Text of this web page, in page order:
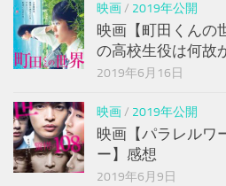
映画/ 2019年公開
映画【町田くんの
の高校生役は何故
2019年6月16日
映画/ 2019年公開
映画【パラレルワ
ー】感想
2019年6月9日